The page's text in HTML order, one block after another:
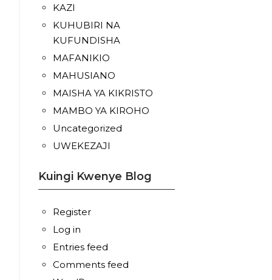
KAZI
KUHUBIRI NA
KUFUNDISHA
MAFANIKIO
MAHUSIANO
MAISHA YA KIKRISTO
MAMBO YA KIROHO
Uncategorized
UWEKEZAJI
Kuingi Kwenye Blog
Register
Log in
Entries feed
Comments feed